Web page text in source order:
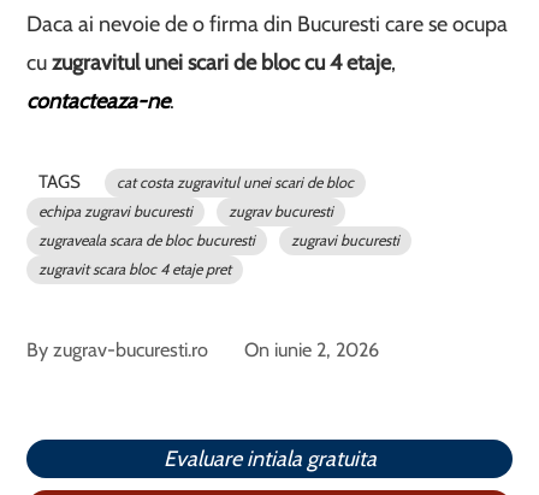
Daca ai nevoie de o firma din Bucuresti care se ocupa
cuzugravitul unei scari de bloc cu 4 etaje,
contacteaza-ne.
TAGS
cat costa zugravitul unei scari de bloc
echipa zugravi bucuresti
zugrav bucuresti
zugraveala scara de bloc bucuresti
zugravi bucuresti
zugravit scara bloc 4 etaje pret
Byzugrav-bucuresti.ro On iunie 2, 2026
Evaluare intiala gratuita